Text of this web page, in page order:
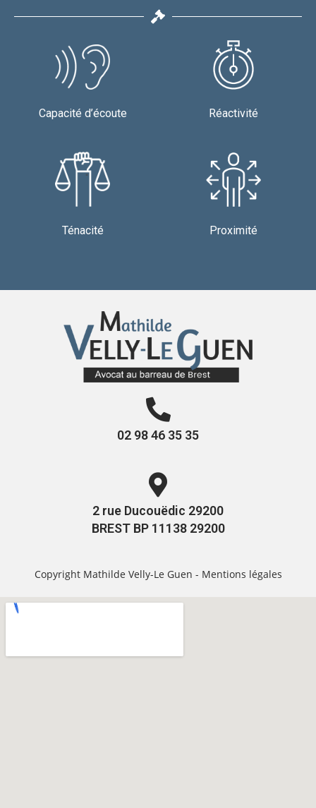
Capacité d’écoute Réactivité
Ténacité Proximité
02 98 46 35 35
2 rue Ducouëdic 29200
BREST BP 11138 29200
Copyright Mathilde Velly-Le Guen - Mentions légales